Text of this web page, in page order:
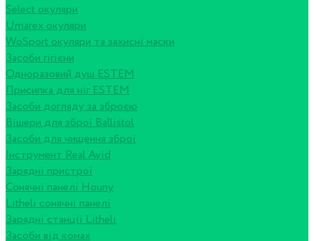
Select окуляри
Umarex окуляри
WoSport окуляри та захисні маски
Засоби гігієни
Одноразовий душ ESTEM
Присипка для ніг ESTEM
Засоби догляду за зброєю
Вішери для зброї Ballistol
Засоби для чищення зброї
Інструмент Real Avid
Зарядні пристрої
Сонячні панелі Houny
Litheli сонячні панелі
Зарядні станції Litheli
Засоби від комах